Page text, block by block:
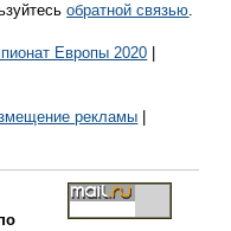
обратной связью.
Европы 2020
рекламы